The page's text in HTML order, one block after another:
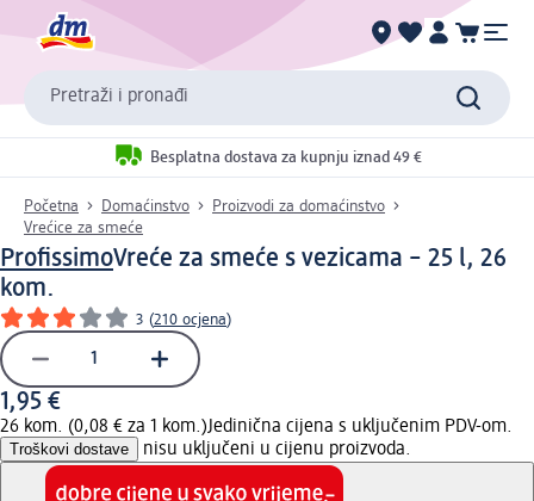
Pretraži i pronađi
Besplatna dostava za kupnju iznad 49 €
Početna Domaćinstvo
Proizvodi za domaćinstvo
Vrećice za smeće
ProfissimoVreće za smeće s vezicama – 25 l, 26
kom.
3 (210 ocjena)
1,95 €
26 kom. (0,08 € za 1 kom.)Jedinična cijena s uključenim PDV-om.
Troškovi dostave nisu uključeni u cijenu proizvoda.